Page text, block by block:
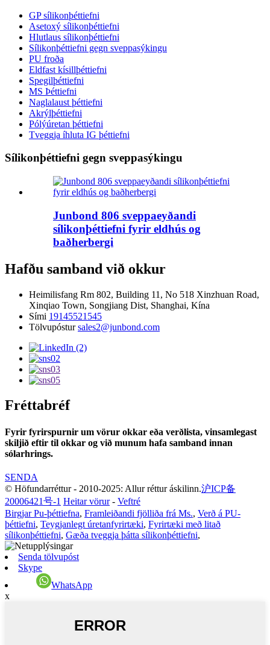
GP sílikonþéttiefni
Asetoxý sílikonþéttiefni
Hlutlaus sílikonþéttiefni
Sílikonþéttiefni gegn sveppasýkingu
PU froða
Eldfast kísillþéttiefni
Spegilþéttiefni
MS Þéttiefni
Naglalaust þéttiefni
Akrýlþéttiefni
Pólýúretan þéttiefni
Tveggja íhluta IG þéttiefni
Sílikonþéttiefni gegn sveppasýkingu
Junbond 806 sveppaeyðandi
sílikonþéttiefni fyrir eldhús og
baðherbergi
Hafðu samband við okkur
Heimilisfang Rm 802, Building 11, No 518 Xinzhuan Road,
Xinqiao Town, Songjiang Dist, Shanghai, Kína
Sími 19145521545
Tölvupóstur sales2@junbond.com
Fréttabréf
Fyrir fyrirspurnir um vörur okkar eða verðlista, vinsamlegast
skiljið eftir til okkar og við munum hafa samband innan
sólarhrings.
SENDA
© Höfundarréttur - 2010-2025: Allur réttur áskilinn.沪ICP备
20006421号-1 Heitar vörur- Veftré
Birgjar Pu-þéttiefna, Framleiðandi fjölliða frá Ms., Verð á PU-
þéttiefni, Teygjanlegt úretanfyrirtæki, Fyrirtæki með litað
sílikonþéttiefni, Gæða tveggja þátta sílikonþéttiefni,
Senda tölvupóst
Skype
WhatsApp
x